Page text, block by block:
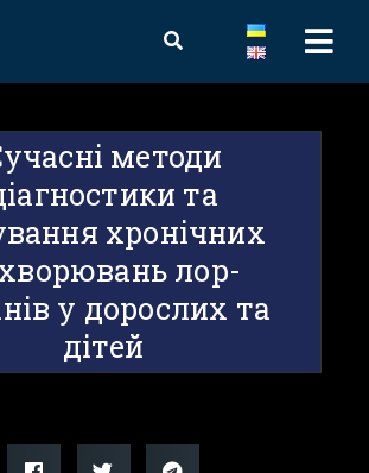
методи
та
хронічних
лор-
у дорослих та
дітей